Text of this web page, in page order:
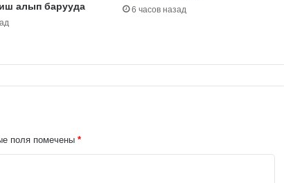
алып барууда
6 часов назад
поля помечены *